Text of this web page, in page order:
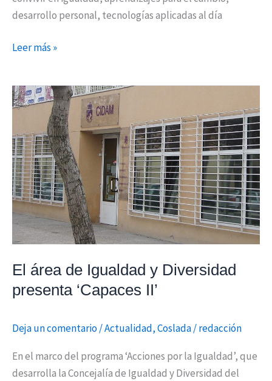
desarrollo personal, tecnologías aplicadas al día
Leer más »
El área de Igualdad y Diversidad
presenta ‘Capaces II’
Deja un comentario/Actualidad,Coslada/redacción
En el marco del programa ‘Acciones por la Igualdad’, que
desarrolla la Concejalía de Igualdad y Diversidad del
El
área
Igualdad
y
Diversidad
presenta
‘Capaces
II’